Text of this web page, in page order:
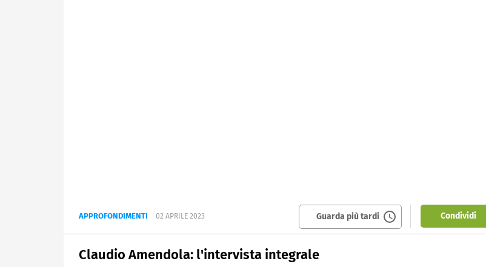
APPROFONDIMENTI 02 APRILE 2023 Guarda più tardi Condividi
Claudio Amendola: l'intervista integrale